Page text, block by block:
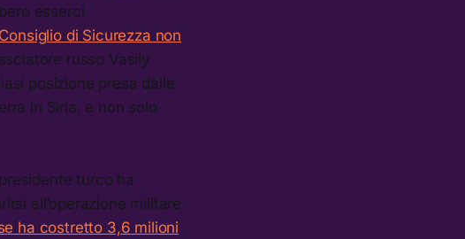
esserci
di Sicurezza non
russo Vasily
posizione presa dalle
in Siria, e non solo
turco ha
all’operazione militare
ha costretto 3,6 milioni